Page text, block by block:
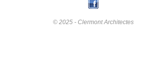
© 2025 - Clermont Architectes